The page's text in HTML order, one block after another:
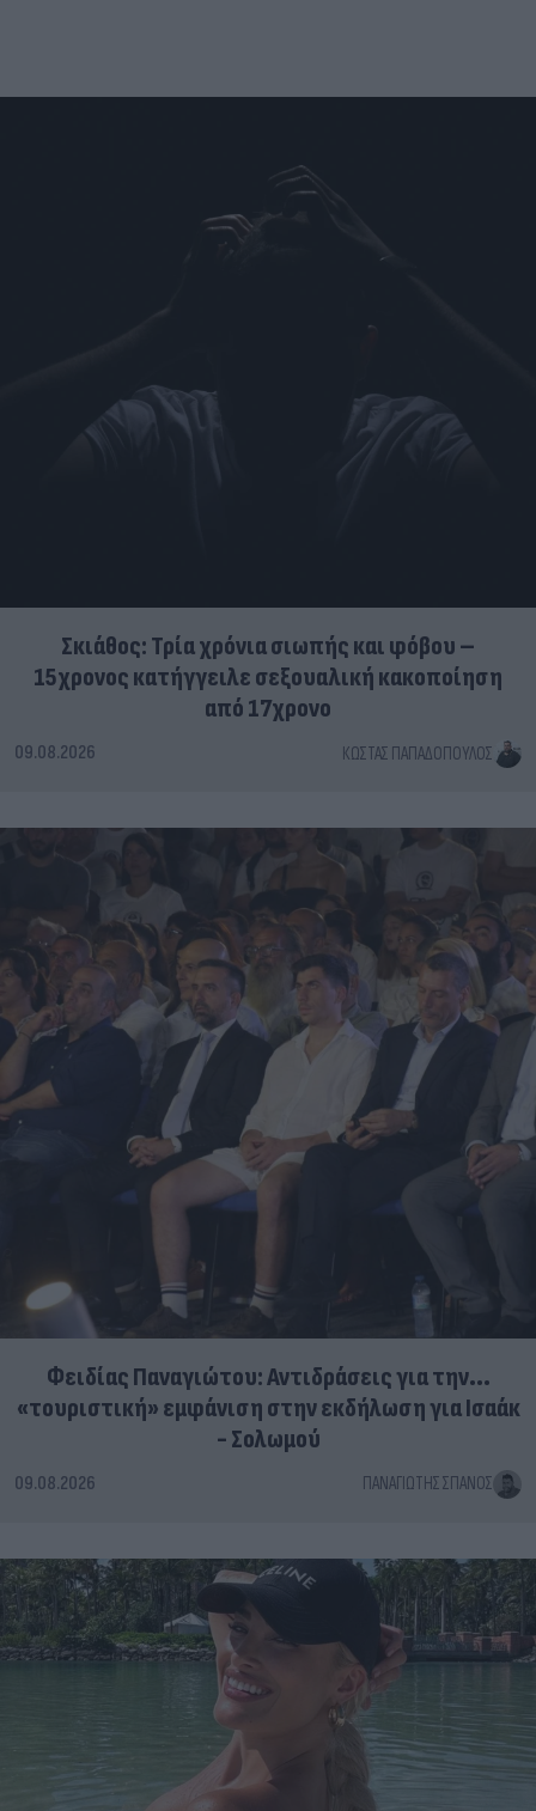
Σκιάθος: Τρία χρόνια σιωπής και φόβου –
15χρονος κατήγγειλε σεξουαλική κακοποίηση
από 17χρονο
09.08.2026 ΚΏΣΤΑΣ ΠΑΠΑΔΌΠΟΥΛΟΣ
Φειδίας Παναγιώτου: Αντιδράσεις για την...
«τουριστική» εμφάνιση στην εκδήλωση για Ισαάκ
- Σολωμού
09.08.2026 ΠΑΝΑΓΙΏΤΗΣ ΣΠΑΝΌΣ